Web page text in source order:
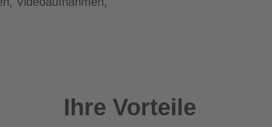
Ihre Vorteile